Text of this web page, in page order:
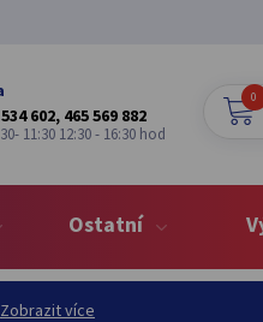
602, 465 569 882
11:30 12:30 - 16:30 hod
0
Ostatní
Zobrazit více